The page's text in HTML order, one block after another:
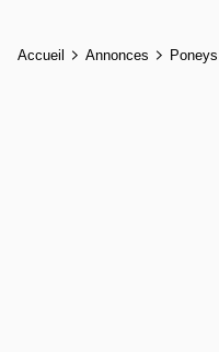
Accueil Annonces Poneys